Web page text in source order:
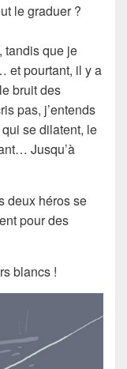
le graduer ?
tandis que je
et pourtant, il y a
bruit des
pas, j’entends
se dilatent, le
Jusqu’à
deux héros se
pour des
blancs !